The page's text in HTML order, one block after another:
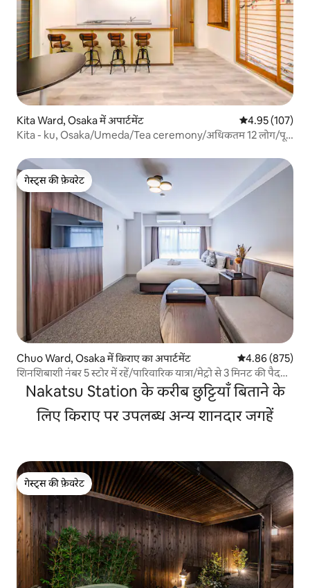
Kita Ward, Osaka में अपार्टमेंट औसत रेटिंग 5 में से
4.95 (107)
Kita - ku, Osaka/Umeda/Tea ceremony/अधिकतम 12 लोग/पूरे
गेस्ट्स की फ़ेवरेट
गेस्ट्स की फ़ेवरेट
Chuo Ward, Osaka में किराए का अपार्टमेंट औसत रेटिंग 5 में से
4.86 (875)
शिनशिबाशी नंबर 5 स्टोर में रहें/पारिवारिक यात्रा/मेट्रो से 3 मिनट की पैदल
दूरी/केआईएक्स/शिनशिबाशी/दाइमारु/दोतोनबोरी/नाम्बा/नागाहोरीबाशी,
डबल बेड वाला अपार्टमेंट
Nakatsu Station के करीब छुट्टियाँ बिताने के
लिए किराए पर उपलब्ध अन्य शानदार जगहें
गेस्ट्स की फ़ेवरेट
गेस्ट्स की फ़ेवरेट